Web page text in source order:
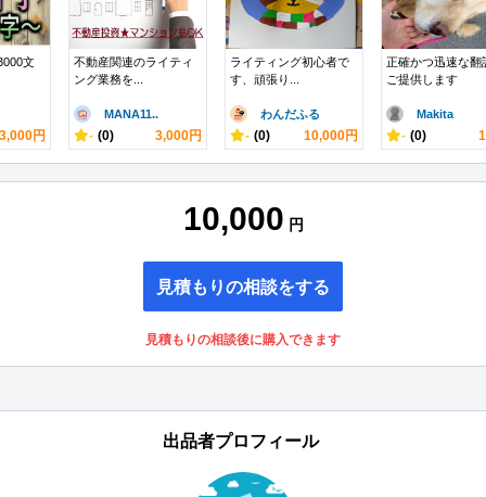
文
3,000円
不動産関連のライティ
ング業務を...
MANA11..
- (0) 3,000円
ライティング初心者で
す、頑張り...
わんだふる
- (0) 10,000円
正確かつ迅速な翻
ご提供します
Makita
- (0)
10,000 円
見積もりの相談をする
見積もりの相談後に購入できます
出品者プロフィール